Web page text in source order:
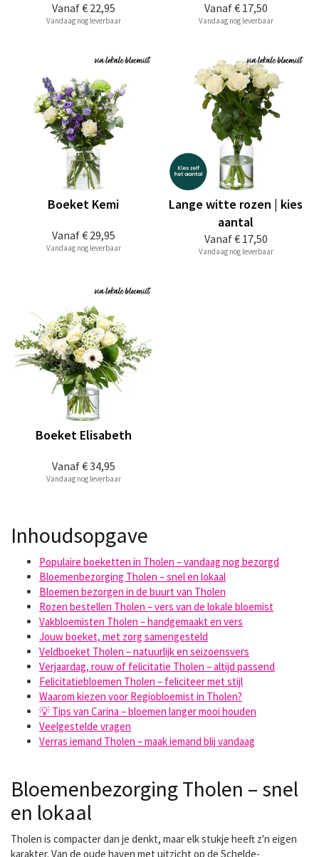
Vanaf€ 22,95
Vandaag nog leverbaar
Vanaf€ 17,50
Vandaag nog leverbaar
Vanaf€ 29,95
Boeket Kemi
Vandaag nog leverbaar
Vanaf€ 17,50
Lange witte rozen | kies
aantal
Vandaag nog leverbaar
Vanaf€ 34,95
Boeket Elisabeth
Vandaag nog leverbaar
Inhoudsopgave
Populaire boeketten in Tholen – vandaag nog bezorgd
Bloemenbezorging Tholen – snel en lokaal
Bloemen bezorgen in de buurt van Tholen
Rozen bestellen Tholen – vers van de lokale bloemist
Vakbloemisten Tholen – handgemaakt en vers
Jouw boeket, met zorg samengesteld
Veldboeket Tholen – natuurlijk en seizoensvers
Verjaardag, rouw of felicitatie Tholen – altijd passend
Felicitatiebloemen Tholen – feliciteer met stijl
Waarom kiezen voor Regiobloemist in Tholen?
💡 Tips van Carina – bloemen langer mooi houden
Veelgestelde vragen
Verras iemand Tholen – maak iemand blij vandaag
Bloemenbezorging Tholen – snel
en lokaal
Tholen is compacter dan je denkt, maar elk stukje heeft z'n eigen
karakter. Van de oude haven met uitzicht op de Schelde-